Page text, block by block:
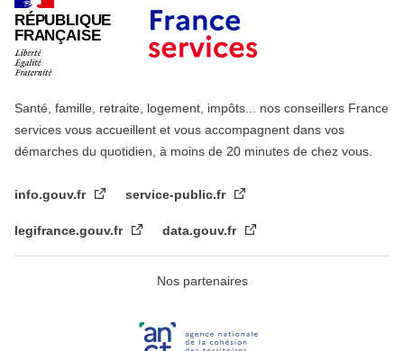
RÉPUBLIQUE
FRANÇAISE
Santé, famille, retraite, logement, impôts... nos conseillers France
services vous accueillent et vous accompagnent dans vos
démarches du quotidien, à moins de 20 minutes de chez vous.
info.gouv.fr service-public.fr
legifrance.gouv.fr data.gouv.fr
Nos partenaires